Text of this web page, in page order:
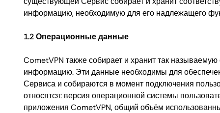
информацию, необходимую для его надлежащего
1.2 Операционные данные
CometVPN также собирает и хранит так
информацию. Эти данные необходимы для
Сервиса и собираются в момент подключения
относятся: версия операционной системы
приложения CometVPN, общий объём